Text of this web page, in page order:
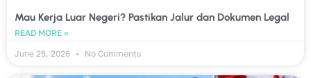
Mau Kerja Luar Negeri? Pastikan Jalur dan Dokumen Legal
READ MORE »
June 25, 2026
No Comments